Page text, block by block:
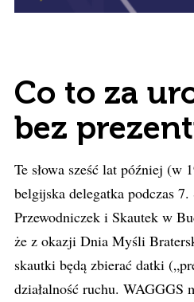
Co to za
bez
Te słowa sześć lat później (w
belgijska delegatka podczas
Przewodniczek i Skautek w
że z okazji Dnia Myśli
skautki będą zbierać datki
działalność ruchu. WAGGGS